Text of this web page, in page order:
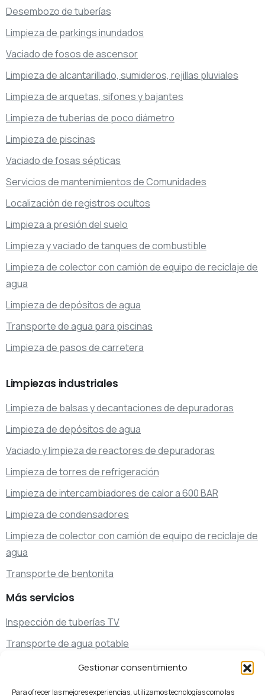
Gestionar consentimiento
Para ofrecer las mejores experiencias, utilizamos tecnologías como las
Desembozo de tuberías
Limpieza de parkings inundados
Vaciado de fosos de ascensor
Limpieza de alcantarillado, sumideros, rejillas pluviales
Limpieza de arquetas, sifones y bajantes
Limpieza de tuberías de poco diámetro
Limpieza de piscinas
Vaciado de fosas sépticas
Servicios de mantenimientos de Comunidades
Localización de registros ocultos
Limpieza a presión del suelo
Limpieza y vaciado de tanques de combustible
Limpieza de colector con camión de equipo de reciclaje de
agua
Limpieza de depósitos de agua
Transporte de agua para piscinas
Limpieza de pasos de carretera
Limpiezas industriales
Limpieza de balsas y decantaciones de depuradoras
Limpieza de depósitos de agua
Vaciado y limpieza de reactores de depuradoras
Limpieza de torres de refrigeración
Limpieza de intercambiadores de calor a 600 BAR
Limpieza de condensadores
Limpieza de colector con camión de equipo de reciclaje de
agua
Transporte de bentonita
Más servicios
Inspección de tuberías TV
Transporte de agua potable
Transporte de residuos
Servicios de limpieza y desatascos especiales